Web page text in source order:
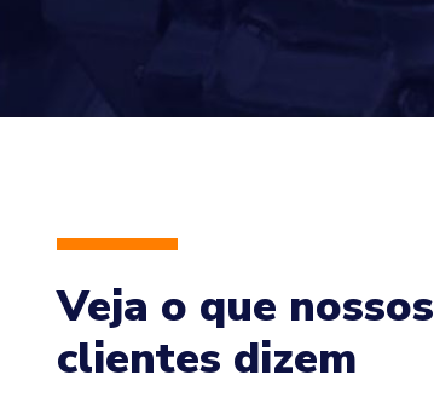
Veja o que nossos
clientes dizem